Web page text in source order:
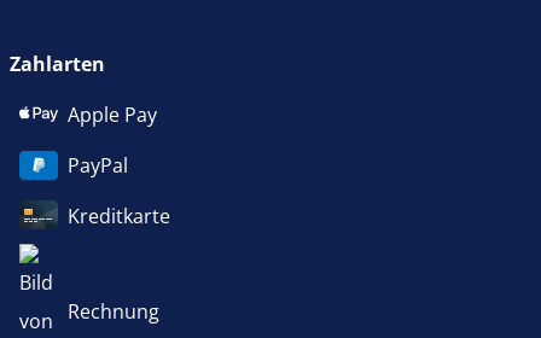
Zahlarten
Apple Pay
PayPal
Kreditkarte
Rechnung